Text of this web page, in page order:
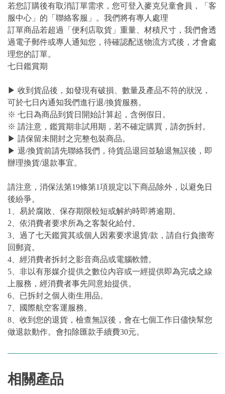
若您訂購後有取消訂單需求，您可登入麥克兒童會員，「客
服中心」的「聯絡客服」。我們將有專人處理
訂單商品若超過「便利店取貨」重量、材積尺寸，我們會透
過電子郵件或專人通知您，待確認配送物流方式後，才會處
理您的訂單。
七日鑑賞期
▶ 收到貨品後，如發現有破損、數量及產品不符的狀況，
可於七日內通知我們進行退/換貨服務。
※ 七日為商品到貨日開始計算起，含例假日。
※ 請注意，鑑賞期非試用期，若不確定購買，請勿拆封。
▶ 請保留未開封之完整包裝商品。
▶ 退/換貨前請先聯絡我們，待貨品退回並驗退無誤後，即
辦理換貨/退款事宜。
請注意，消保法第19條第1項規定以下商品除外，以避免日
後紛爭。
1、易於腐敗、保存期限較短或解約時即將逾期。
2、依消費者要求所為之客製化給付。
3、過了七天鑑賞其或個人因素要求退貨/款，請自行負擔寄
回郵資。
4、經消費者拆封之影音商品或電腦軟體。
5、非以有形媒介提供之數位內容或一經提供即為完成之線
上服務，經消費者事先同意始提供。
6、已拆封之個人衛生用品。
7、國際航空客運服務。
8、收到您的退貨，檢查無誤後，會在七個工作日儘快幫您
做退款動作。會扣除匯款手續費30元。
相關產品